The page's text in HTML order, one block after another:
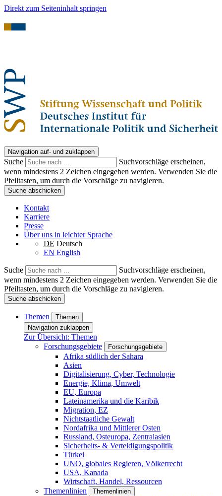
Direkt zum Seiteninhalt springen
Navigation auf- und zuklappen
Suche
Suchvorschläge erscheinen,
wenn mindestens 2 Zeichen eingegeben werden. Verwenden Sie die
Pfeiltasten, um durch die Vorschläge zu navigieren.
Suche abschicken
Kontakt
Karriere
Presse
Über uns in leichter Sprache
DE Deutsch
EN English
Suche
Suchvorschläge erscheinen,
wenn mindestens 2 Zeichen eingegeben werden. Verwenden Sie die
Pfeiltasten, um durch die Vorschläge zu navigieren.
Suche abschicken
Themen
Themen
Navigation zuklappen
Zur Übersicht: Themen
Forschungsgebiete
Forschungsgebiete
Afrika südlich der Sahara
Asien
Digitalisierung, Cyber, Technologie
Energie, Klima, Umwelt
EU, Europa
Lateinamerika und die Karibik
Migration, EZ
Nichtstaatliche Gewalt
Nordafrika und Mittlerer Osten
Russland, Osteuropa, Zentralasien
Sicherheits- & Verteidigungspolitik
Türkei
UNO, globales Regieren, Völkerrecht
USA, Kanada
Wirtschaft, Handel, Ressourcen
Themenlinien
Themenlinien